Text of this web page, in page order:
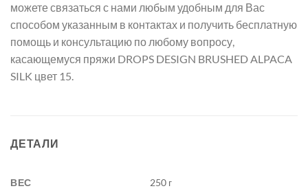
можете связаться с нами любым удобным для Вас
способом указанным в контактах и получить бесплатную
помощь и консультацию по любому вопросу,
касающемуся пряжи DROPS DESIGN BRUSHED ALPACA
SILK цвет 15.
ДЕТАЛИ
ВЕС 250 г